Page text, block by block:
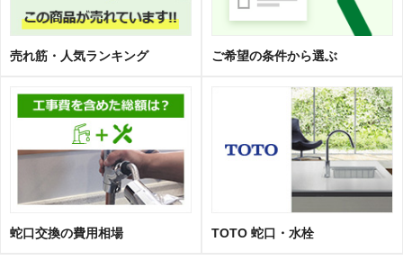
売れ筋・人気ランキング ご希望の条件から選ぶ
蛇口交換の費用相場 TOTO 蛇口・水栓